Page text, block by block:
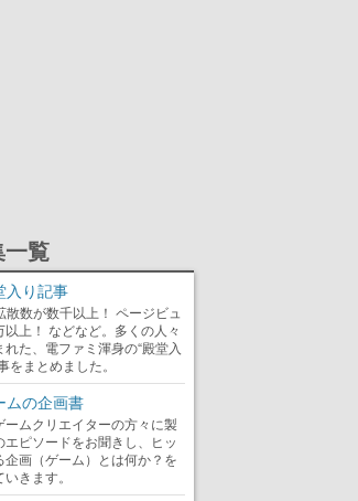
覧
入り記事
散数が数千以上！ ページビュ
以上！ などなど。多くの人々
れた、電ファミ渾身の“殿堂入
をまとめました。
ムの企画書
ームクリエイターの方々に製
エピソードをお聞きし、ヒッ
企画（ゲーム）とは何か？を
きます。